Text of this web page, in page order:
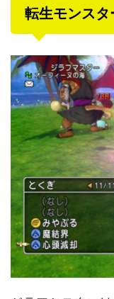
転生モンスタ